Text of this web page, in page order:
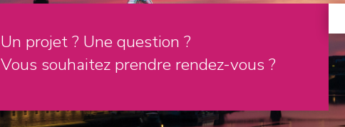
Un projet ? Une question ?
Vous souhaitez prendre rendez-vous ?